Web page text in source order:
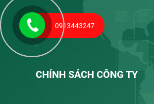
CHÍNH SÁCH CÔNG TY
0913443247